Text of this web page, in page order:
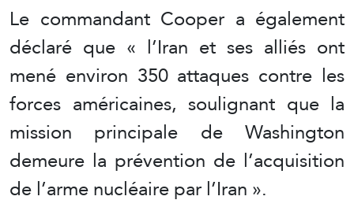
Le commandant Cooper a également
déclaré que « l’Iran et ses alliés ont
mené environ 350 attaques contre les
forces américaines, soulignant que la
mission principale de Washington
demeure la prévention de l’acquisition
de l’arme nucléaire par l’Iran ».